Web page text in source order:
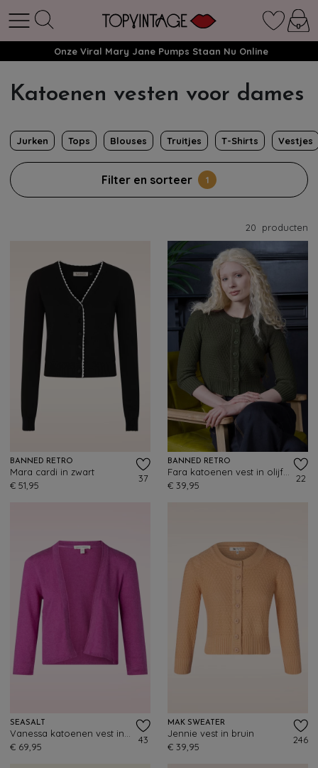
Onze Viral Mary Jane Pumps Staan Nu Online
Katoenen vesten voor dames
Jurken Tops Blouses Truitjes T-Shirts Vestjes
Filter en sorteer 1
20 producten
BANNED RETRO
Mara cardi in zwart
€ 51,95
37
BANNED RETRO
€ 39,95
22
SEASALT
€ 69,95
43
MAK SWEATER
Jennie vest in bruin
€ 39,95
246